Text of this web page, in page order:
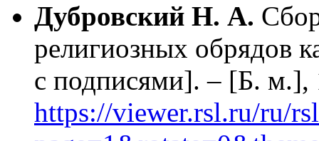
Дубровский Н. А.
религиозных обрядов
с подписями]. – [Б. м.],
https://viewer.rsl.ru/ru/